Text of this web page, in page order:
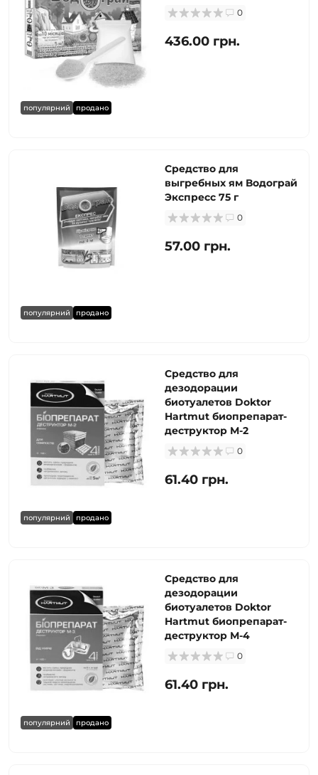
популярний продано
0
436.00 грн.
популярний продано
Средство для
выгребных ям Водограй
Экспресс 75 г
0
57.00 грн.
популярний продано
Средство для
дезодорации
биотуалетов Doktor
Hartmut биопрепарат-
деструктор М-2
0
61.40 грн.
популярний продано
Средство для
дезодорации
биотуалетов Doktor
Hartmut биопрепарат-
деструктор М-4
0
61.40 грн.